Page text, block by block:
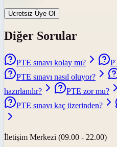
Ücretsiz Üye Ol
Diğer Sorular
PTE sınavı kolay mı?
PTE sınavı nasıl oluyor?
hazırlanılır?
PTE zor mu?
PTE sınavı kaç üzerinden?
İletişim Merkezi (09.00 - 22.00)